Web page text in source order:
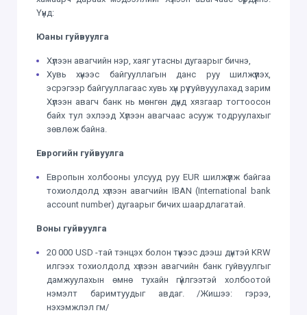
Үүнд:
Юаны гуйвуулга
Хүлээн авагчийн нэр, хаяг утасны дугаарыг бичнэ,
Хувь хүнээс байгууллагын данс руу шилжүүлэх,
эсрэгээр байгууллагаас хувь хүн рүү гуйвууулахад зарим
Хүлээн авагч банк нь мөнгөн дүнд хязгаар тогтоосон
байх тул эхлээд Хүлээн авагчаас асууж тодруулахыг
зөвлөж байна.
Еврогийн гуйвуулга
Европын холбооны улсууд руу EUR шилжүүлж байгаа
тохиолдолд хүлээн авагчийн IBAN (International bank
account number) дугаарыг бичих шаардлагатай.
Воны гуйвуулга
20 000 USD -тай тэнцэх болон түүнээс дээш дүнтэй KRW
илгээх тохиолдолд хүлээн авагчийн банк гуйвуулгыг
дамжуулахын өмнө тухайн гүйлгээтэй холбоотой
нэмэлт баримтуудыг авдаг. /Жишээ: гэрээ,
нэхэмжлэл гм/